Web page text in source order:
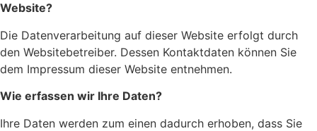
Web­site?
Die Daten­ver­ar­bei­tung auf die­ser Web­site erfolgt durch
den Web­site­be­trei­ber. Des­sen Kon­takt­da­ten kön­nen Sie
dem Impres­sum die­ser Web­site ent­neh­men.
Wie erfas­sen wir Ihre Daten?
Ihre Daten wer­den zum einen dadurch erho­ben, dass Sie